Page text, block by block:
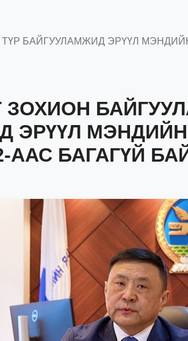
БАЙГУУЛАМЖИД ЭРҮҮЛ
ЗОХИОН
ЭРҮҮЛ
ААС БАГАГҮЙ